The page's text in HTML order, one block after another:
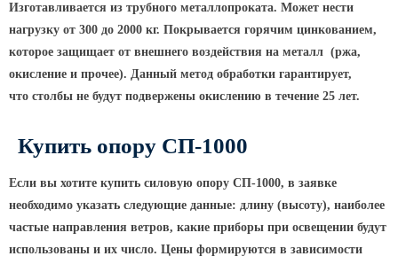
ОККС Опоры круглые конические
ПФГ Опоры граненые
складывающиеся фланцевые
ТФГ Опора для контактной сети
контактной сети (ОГСКС)
Дорожные металлические рамы
Изготавливается из трубного металлопроката. Может нести
нагрузку от 300 до 2000 кг. Покрывается горячим цинкованием,
которое защищает от внешнего воздействия на металл (ржа,
окисление и прочее). Данный метод обработки гарантирует,
что столбы не будут подвержены окислению в течение 25 лет.
Купить опору СП-1000
Если вы хотите купить силовую опору СП-1000, в заявке
необходимо указать следующие данные: длину (высоту), наиболее
частые направления ветров, какие приборы при освещении будут
использованы и их число. Цены формируются в зависимости